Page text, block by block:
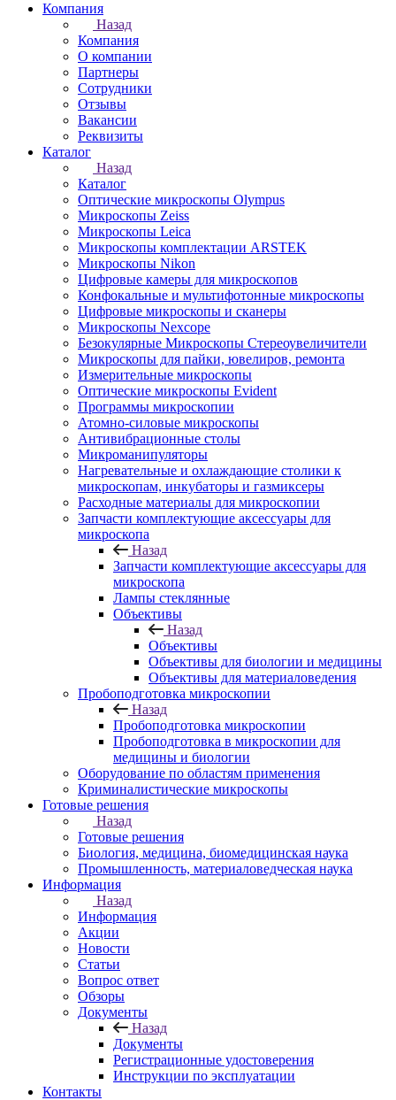
Компания
Назад
Компания
О компании
Партнеры
Сотрудники
Отзывы
Вакансии
Реквизиты
Каталог
Назад
Каталог
Оптические микроскопы Olympus
Микроскопы Zeiss
Микроскопы Leica
Микроскопы комплектации ARSTEK
Микроскопы Nikon
Цифровые камеры для микроскопов
Конфокальные и мультифотонные микроскопы
Цифровые микроскопы и сканеры
Микроскопы Nexcope
Безокулярные Микроскопы Стереоувеличители
Микроскопы для пайки, ювелиров, ремонта
Измерительные микроскопы
Оптические микроскопы Evident
Программы микроскопии
Атомно-силовые микроскопы
Антивибрационные столы
Микроманипуляторы
Нагревательные и охлаждающие столики к
микроскопам, инкубаторы и газмиксеры
Расходные материалы для микроскопии
Запчасти комплектующие аксессуары для
микроскопа
Назад
Запчасти комплектующие аксессуары для
микроскопа
Лампы стеклянные
Объективы
Назад
Объективы
Объективы для биологии и медицины
Объективы для материаловедения
Пробоподготовка микроскопии
Назад
Пробоподготовка микроскопии
Пробоподготовка в микроскопии для
медицины и биологии
Оборудование по областям применения
Криминалистические микроскопы
Готовые решения
Назад
Готовые решения
Биология, медицина, биомедицинская наука
Промышленность, материаловедческая наука
Информация
Назад
Информация
Акции
Новости
Статьи
Вопрос ответ
Обзоры
Документы
Назад
Документы
Регистрационные удостоверения
Инструкции по эксплуатации
Контакты